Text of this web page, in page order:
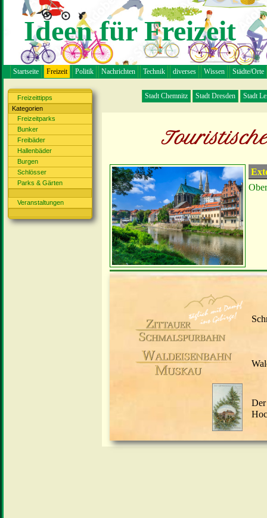
Ideen für Freizeit
Startseite Freizeit Politik Nachrichten Technik diverses Wissen Städte/Orte
Freizeittipps
Kategorien
Freizeitparks
Bunker
Freibäder
Hallenbäder
Burgen
Schlösser
Parks & Gärten
Veranstaltungen
Stadt Chemnitz Stadt Dresden Stadt